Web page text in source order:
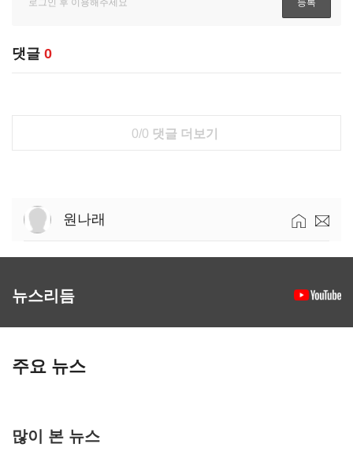
댓글 0
0/0 댓글 더보기
원나래
뉴스리듬
주요 뉴스
많이 본 뉴스